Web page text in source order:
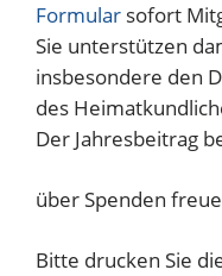
Formular sofort
Sie unterstützen
insbesondere den
des
Der Jahresbeitrag
über Spenden
Bitte drucken Sie